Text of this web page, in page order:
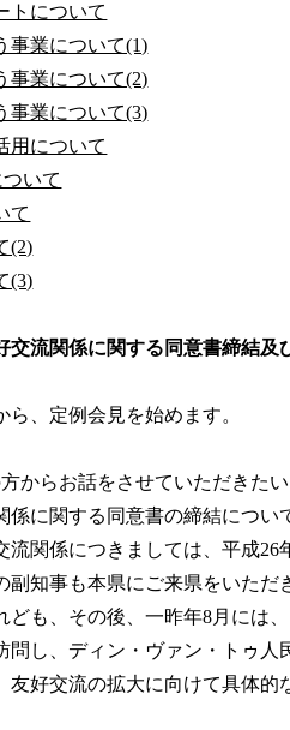
トについて
事業について(1)
事業について(2)
事業について(3)
用について
いて
て
(2)
(3)
交流関係に関する同意書締結及
、定例会見を始めます。
からお話をさせていただき
係に関する同意書の締結につい
関係につきましては、平成26
副知事も本県にご来県をいた
ども、その後、一昨年8月には
問し、ディン・ヴァン・トゥ
友好交流の拡大に向けて具体